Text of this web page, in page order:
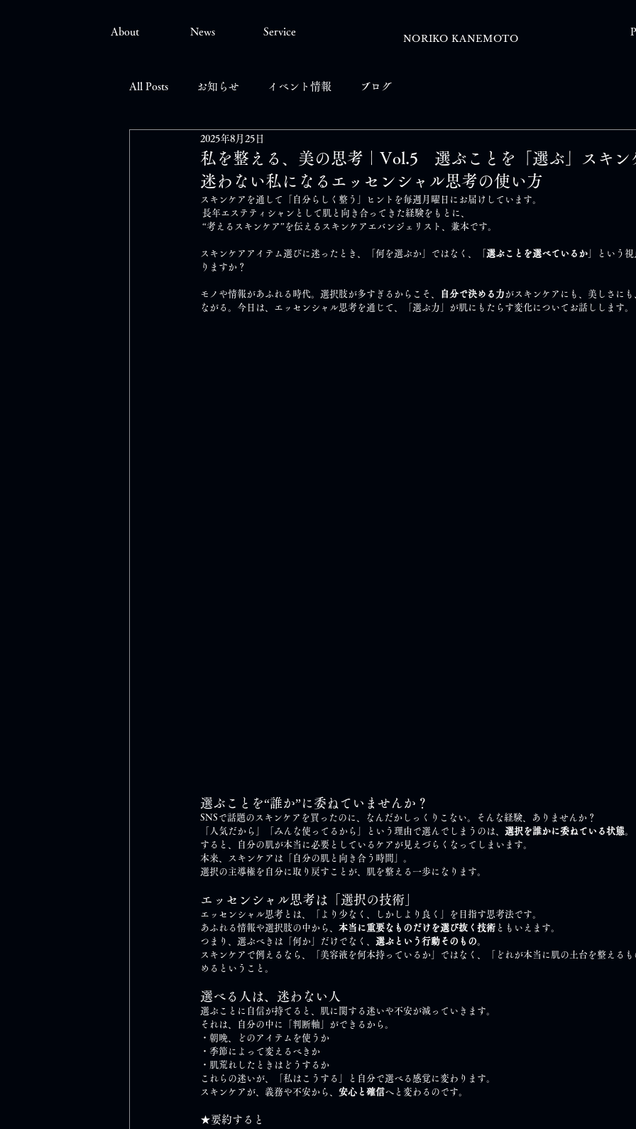
About News Service
NORIKO KANEMOTO
All Posts お知らせ イベント情報 ブログ
私を整える、美の思考｜Vol.5 選ぶことを「選ぶ」スキン
迷わない私になるエッセンシャル思考の使い方
2025年8月25日
スキンケアを通して「自分らしく整う」ヒントを毎週月曜日にお届けしています。
長年エステティシャンとして肌と向き合ってきた経験をもとに、
“考えるスキンケア”を伝えるスキンケアエバンジェリスト、兼本です。
スキンケアアイテム選びに迷ったとき、「何を選ぶか」ではなく、「 選ぶことを選べているか 」という
りますか？
モノや情報があふれる時代。選択肢が多すぎるからこそ、 自分で決める力 がスキンケアにも、美しさに
ながる。今日は、エッセンシャル思考を通じて、「選ぶ力」が肌にもたらす変化についてお話しします。
選ぶことを“誰か”に委ねていませんか？
SNSで話題のスキンケアを買ったのに、なんだかしっくりこない。そんな経験、ありませんか？
「人気だから」「みんな使ってるから」という理由で選んでしまうのは、 選択を誰かに委ねている状態。
すると、自分の肌が本当に必要としているケアが見えづらくなってしまいます。
本来、スキンケアは「自分の肌と向き合う時間」。
選択の主導権を自分に取り戻すことが、肌を整える一歩になります。
エッセンシャル思考は「選択の技術」
エッセンシャル思考とは、「より少なく、しかしより良く」を目指す思考法です。
あふれる情報や選択肢の中から、 本当に重要なものだけを選び抜く技術 ともいえます。
つまり、選ぶべきは「何か」だけでなく、 選ぶという行動そのもの。
スキンケアで例えるなら、「美容液を何本持っているか」ではなく、「どれが本当に肌の土台を整える
めるということ。
選べる人は、迷わない人
選ぶことに自信が持てると、肌に関する迷いや不安が減っていきます。
それは、自分の中に「判断軸」ができるから。
・朝晩、どのアイテムを使うか
・季節によって変えるべきか
・肌荒れしたときはどうするか
これらの迷いが、「私はこうする」と自分で選べる感覚に変わります。
スキンケアが、義務や不安から、 安心と確信へと変わるのです。
★要約すると